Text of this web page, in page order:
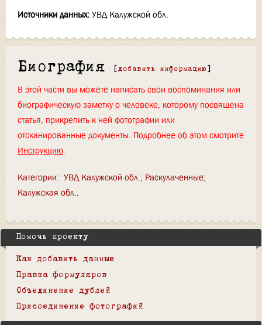
Источники данных: УВД Калужской обл.
Биография [ добавить информацию ]
В этой части вы можете написать свои воспоминания или
биографическую заметку о человеке, которому посвящена
статья, прикрепить к ней фотографии или
отсканированные документы. Подробнее об этом смотрите
Инструкцию.
Категории: УВД Калужской обл. Раскулаченные
Калужская обл.
Помочь проекту
Как добавить данные
Правка формуляров
Объединение дублей
Присоединение фотографий